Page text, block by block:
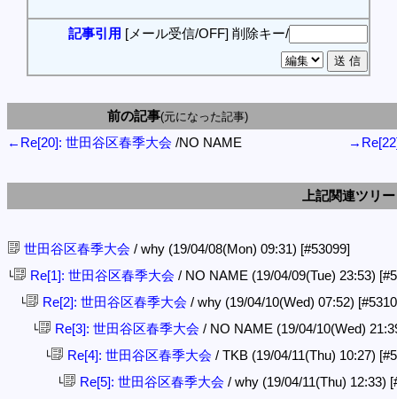
記事引用 [メール受信/OFF] 削除キー/
前の記事(元になった記事)
←Re[20]: 世田谷区春季大会 /NO NAME
上記関連ツリー
世田谷区春季大会 / why (19/04/08(Mon) 09:31) [#53099]
└ Re[1]: 世田谷区春季大会 / NO NAME (19/04/09(Tue) 23:53)
└ Re[2]: 世田谷区春季大会 / why (19/04/10(Wed) 07:52)
└ Re[3]: 世田谷区春季大会 / NO NAME (19/04/10(Wed)
└ Re[4]: 世田谷区春季大会 / TKB (19/04/11(Thu) 10:27)
└ Re[5]: 世田谷区春季大会 / why (19/04/11(Thu) 12:33)